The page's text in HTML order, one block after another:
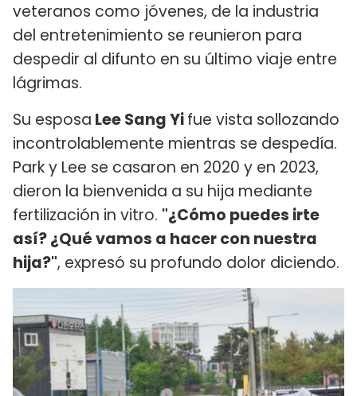
veteranos como jóvenes, de la industria
del entretenimiento se reunieron para
despedir al difunto en su último viaje entre
lágrimas.
Su esposa Lee Sang Yifue vista sollozando
incontrolablemente mientras se despedía.
Park y Lee se casaron en 2020 y en 2023,
dieron la bienvenida a su hija mediante
fertilización in vitro. "¿Cómo puedes irte
así? ¿Qué vamos a hacer con nuestra
hija?", expresó su profundo dolor diciendo.